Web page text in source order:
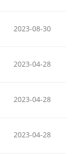
2023-08-30
2023-04-28
2023-04-28
2023-04-28